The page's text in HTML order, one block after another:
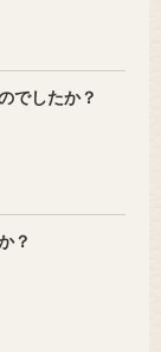
でしたか？
？